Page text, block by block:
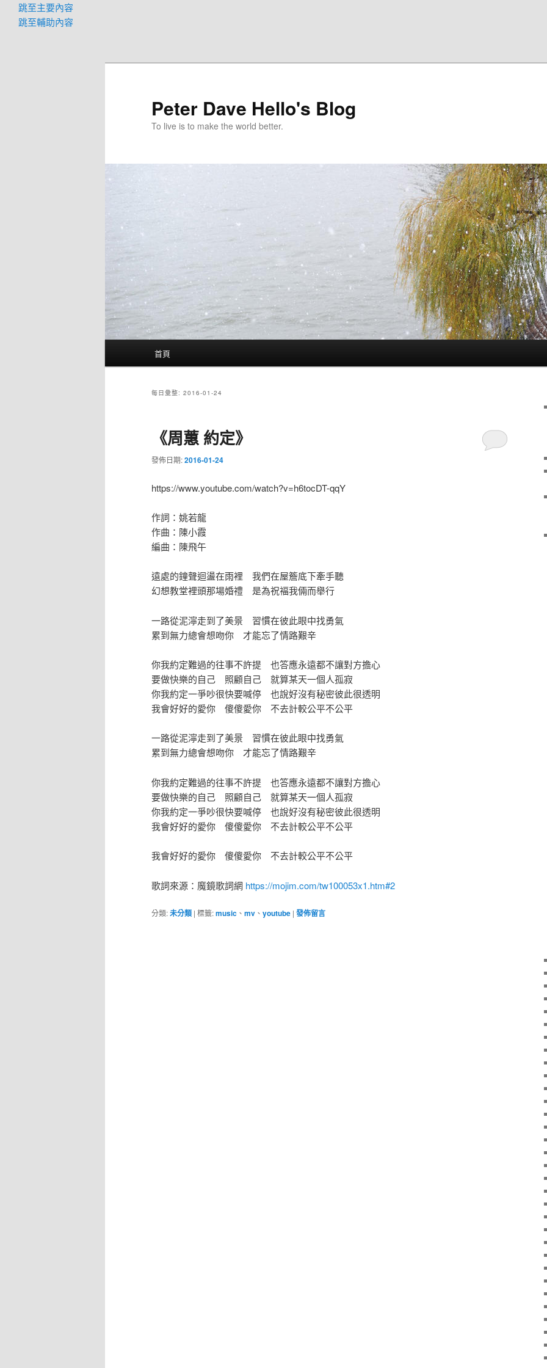
跳至主要內容
跳至輔助內容
Peter Dave Hello's Blog
To live is to make the world better.
首頁
每日彙整: 2016-01-24
《周蕙 約定》
發佈日期:2016-01-24
https://www.youtube.com/watch?v=h6tocDT-qqY
作詞：姚若龍
作曲：陳小霞
編曲：陳飛午
遠處的鐘聲迴盪在雨裡 我們在屋簷底下牽手聽
幻想教堂裡頭那場婚禮 是為祝褔我倆而舉行
一路從泥濘走到了美景 習慣在彼此眼中找勇氣
累到無力總會想吻你 才能忘了情路艱辛
你我約定難過的往事不許提 也答應永遠都不讓對方擔心
要做快樂的自己 照顧自己 就算某天一個人孤寂
你我約定一爭吵很快要喊停 也說好沒有秘密彼此很透明
我會好好的愛你 傻傻愛你 不去計較公平不公平
一路從泥濘走到了美景 習慣在彼此眼中找勇氣
累到無力總會想吻你 才能忘了情路艱辛
你我約定難過的往事不許提 也答應永遠都不讓對方擔心
要做快樂的自己 照顧自己 就算某天一個人孤寂
你我約定一爭吵很快要喊停 也說好沒有秘密彼此很透明
我會好好的愛你 傻傻愛你 不去計較公平不公平
我會好好的愛你 傻傻愛你 不去計較公平不公平
歌詞來源：魔鏡歌詞網 https://mojim.com/tw100053x1.htm#2
分類:未分類 | 標籤:music 、 mv 、 youtube | 發佈留言